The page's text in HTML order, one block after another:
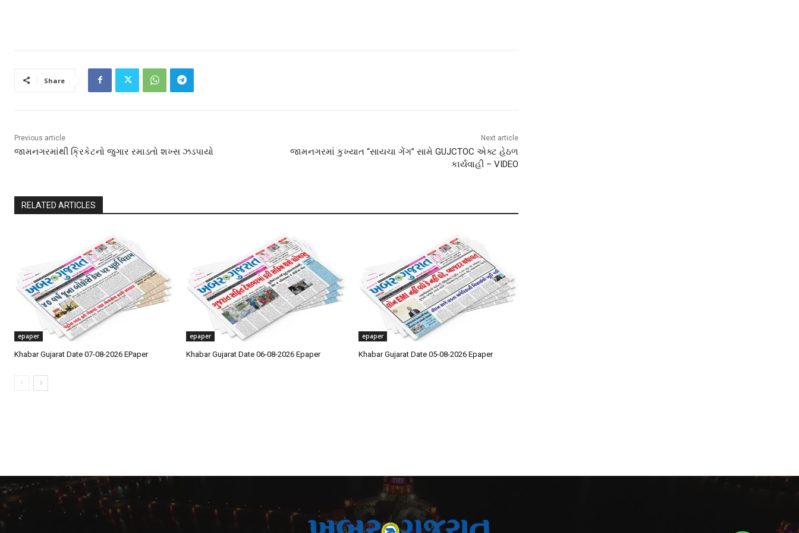
Share
Previous article
જામનગરમાંથી ક્રિકેટનો જુગાર રમાડતો શખ્સ ઝડપાયો
Next article
જામનગરમાં કુખ્યાત “સાયચા ગેંગ” સામે GUJCTOC એક્ટ હેઠળ
કાર્યવાહી – VIDEO
RELATED ARTICLES
epaper
Khabar Gujarat Date 07-08-2026 EPaper
epaper
Khabar Gujarat Date 06-08-2026 Epaper
epaper
Khabar Gujarat Date 05-08-2026 Epaper